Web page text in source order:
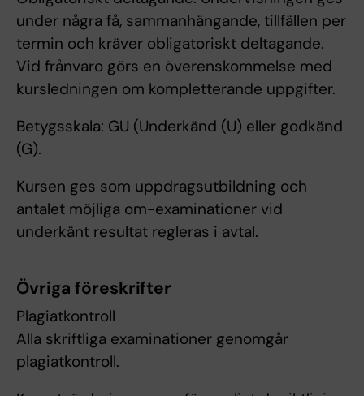
under några få, sammanhängande, tillfällen per
termin och kräver obligatoriskt deltagande.
Vid frånvaro görs en överenskommelse med
kursledningen om kompletterande uppgifter.
Betygsskala: GU (Underkänd (U) eller godkänd
(G).
Kursen ges som uppdragsutbildning och
antalet möjliga om-examinationer vid
underkänt resultat regleras i avtal.
Övriga föreskrifter
Plagiatkontroll
Alla skriftliga examinationer genomgår
plagiatkontroll.